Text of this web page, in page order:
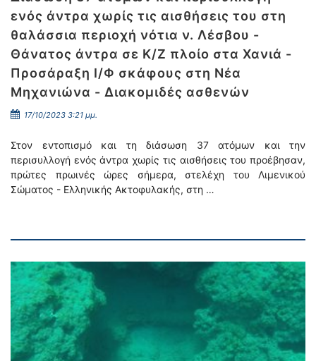
ενός άντρα χωρίς τις αισθήσεις του στη
θαλάσσια περιοχή νότια ν. Λέσβου -
Θάνατος άντρα σε Κ/Ζ πλοίο στα Χανιά -
Προσάραξη Ι/Φ σκάφους στη Νέα
Μηχανιώνα - Διακομιδές ασθενών
17/10/2023 3:21 μμ.
Στον εντοπισμό και τη διάσωση 37 ατόμων και την
περισυλλογή ενός άντρα χωρίς τις αισθήσεις του προέβησαν,
πρώτες πρωινές ώρες σήμερα, στελέχη του Λιμενικού
Σώματος - Ελληνικής Ακτοφυλακής, στη …